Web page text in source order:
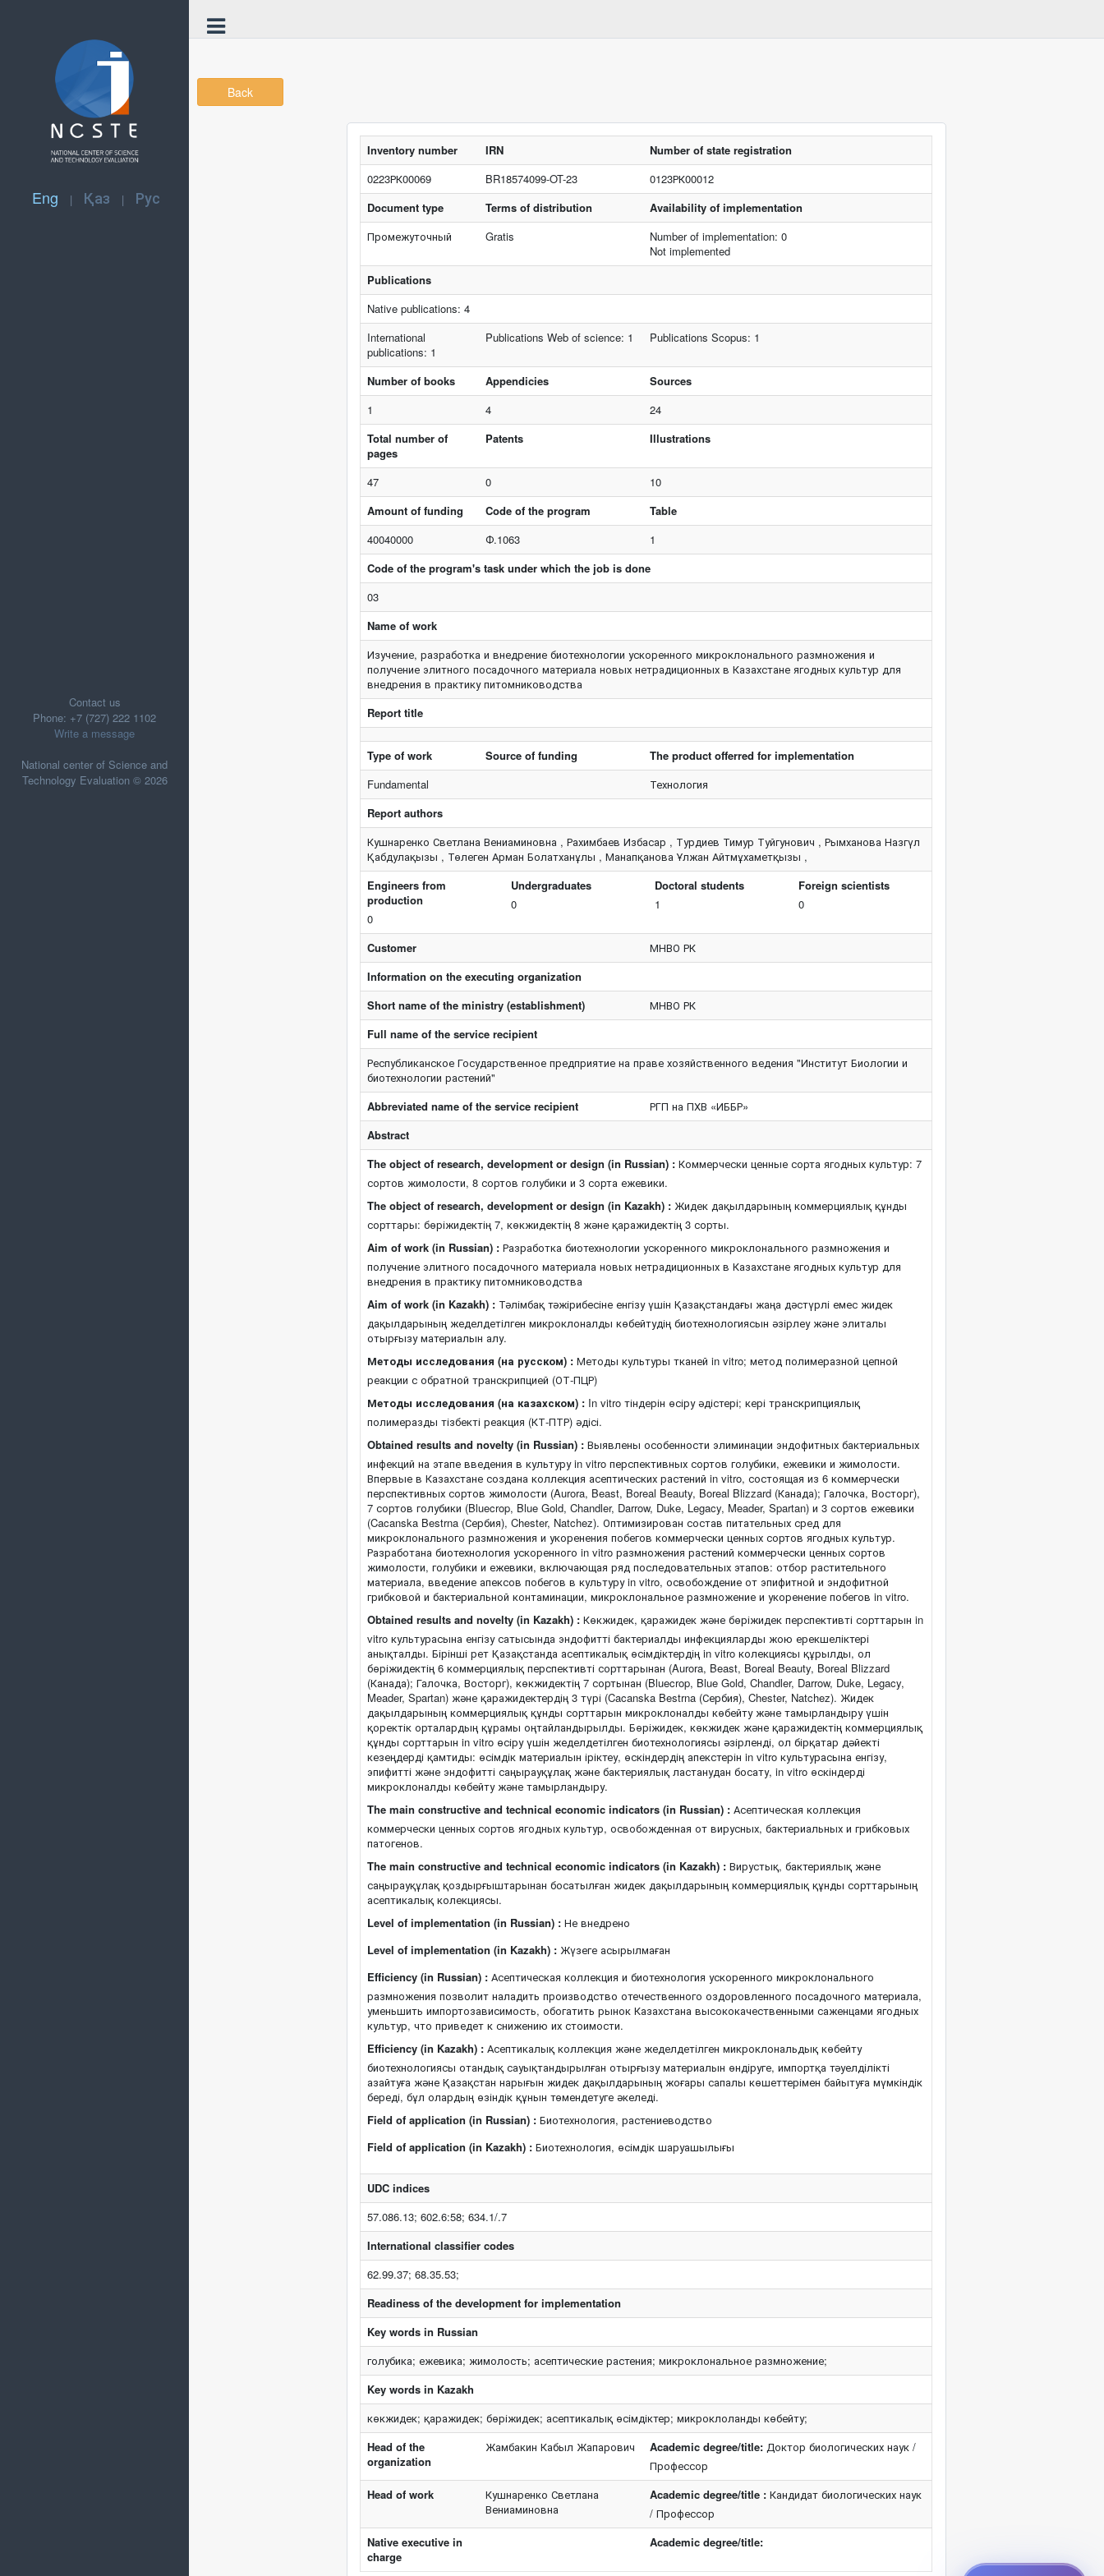
Eng | Қаз | Рус
Contact us
Phone: +7 (727) 222 1102
Write a message
National center of Science and
Technology Evaluation © 2026
Back
Inventory number IRN
Number of state registration
0223РК00069
BR18574099-OT-23
0123РК00012
Document type
Terms of distribution
Availability of implementation
Промежуточный
Gratis
Number of implementation: 0
Not implemented
Publications
Native publications: 4
International
publications: 1
Publications Web of science: 1 Publications Scopus: 1
Number of books Appendicies
Sources
1
4
24
Total number of
pages
Patents Illustrations
47 0
10
Amount of funding
Code of the program
Table
40040000
Ф.1063
1
Code of the program's task under which the job is done
03
Name of work
Изучение, разработка и внедрение биотехнологии ускоренного микроклонального размножения и
получение элитного посадочного материала новых нетрадиционных в Казахстане ягодных культур для
внедрения в практику питомниководства
Report title
Type of work Source of funding
The product offerred for implementation
Fundamental
Технология
Report authors
Кушнаренко Светлана Вениаминовна , Рахимбаев Избасар , Турдиев Тимур Туйгунович , Рымханова Назгүл
Қабдулақызы , Төлеген Арман Болатханұлы , Манапқанова Ұлжан Айтмұхаметқызы ,
Engineers from
production
0
Undergraduates
0
Doctoral students
1
Foreign scientists
0
Customer
МНВО РК
Information on the executing organization
Short name of the ministry (establishment)
МНВО РК
Full name of the service recipient
Республиканское Государственное предприятие на праве хозяйственного ведения "Институт Биологии и
биотехнологии растений"
Abbreviated name of the service recipient
РГП на ПХВ «ИББР»
Abstract
The object of research, development or design (in Russian) : Коммерчески ценные сорта ягодных культур: 7
сортов жимолости, 8 сортов голубики и 3 сорта ежевики.
The object of research, development or design (in Kazakh) : Жидек дақылдарының коммерциялық құнды
сорттары: бөріжидектің 7, көкжидектің 8 және қаражидектің 3 сорты.
Aim of work (in Russian) : Разработка биотехнологии ускоренного микроклонального размножения и
получение элитного посадочного материала новых нетрадиционных в Казахстане ягодных культур для
внедрения в практику питомниководства
Aim of work (in Kazakh) : Тәлімбақ тәжірибесіне енгізу үшін Қазақстандағы жаңа дәстүрлі емес жидек
дақылдарының жеделдетілген микроклоналды көбейтудің биотехнологиясын әзірлеу және элиталы
отырғызу материалын алу.
Методы исследования (на русском) : Методы культуры тканей in vitro; метод полимеразной цепной
реакции с обратной транскрипцией (ОТ-ПЦР)
Методы исследования (на казахском) : In vitro тіндерін өсіру әдістері; кері транскрипциялық
полимеразды тізбекті реакция (КТ-ПТР) әдісі.
Obtained results and novelty (in Russian) : Выявлены особенности элиминации эндофитных бактериальных
инфекций на этапе введения в культуру in vitro перспективных сортов голубики, ежевики и жимолости.
Впервые в Казахстане создана коллекция асептических растений in vitro, состоящая из 6 коммерчески
перспективных сортов жимолости (Aurora, Beast, Boreal Beauty, Boreal Blizzard (Канада); Галочка, Восторг),
7 сортов голубики (Bluecrop, Blue Gold, Chandler, Darrow, Duke, Legacy, Meader, Spartan) и 3 сортов ежевики
(Cacanska Bestrna (Сербия), Chester, Natchez). Оптимизирован состав питательных сред для
микроклонального размножения и укоренения побегов коммерчески ценных сортов ягодных культур.
Разработана биотехнология ускоренного in vitro размножения растений коммерчески ценных сортов
жимолости, голубики и ежевики, включающая ряд последовательных этапов: отбор растительного
материала, введение апексов побегов в культуру in vitro, освобождение от эпифитной и эндофитной
грибковой и бактериальной контаминации, микроклональное размножение и укоренение побегов in vitro.
Obtained results and novelty (in Kazakh) : Көкжидек, қаражидек және бөріжидек перспективті сорттарын in
vitro культурасына енгізу сатысында эндофитті бактериалды инфекцияларды жою ерекшеліктері
анықталды. Бірінші рет Қазақстанда асептикалық өсімдіктердің in vitro колекциясы құрылды, ол
бөріжидектің 6 коммерциялық перспективті сорттарынан (Aurora, Beast, Boreal Beauty, Boreal Blizzard
(Канада); Галочка, Восторг), көкжидектің 7 сортынан (Bluecrop, Blue Gold, Chandler, Darrow, Duke, Legacy,
Meader, Spartan) және қаражидектердің 3 түрі (Cacanska Bestrna (Сербия), Chester, Natchez). Жидек
дақылдарының коммерциялық құнды сорттарын микроклоналды көбейту және тамырландыру үшін
қоректік орталардың құрамы оңтайландырылды. Бөріжидек, көкжидек және қаражидектің коммерциялық
құнды сорттарын in vitro өсіру үшін жеделдетілген биотехнологиясы әзірленді, ол бірқатар дәйекті
кезеңдерді қамтиды: өсімдік материалын іріктеу, өскіндердің апекстерін in vitro культурасына енгізу,
эпифитті және эндофитті саңырауқұлақ және бактериялық ластанудан босату, in vitro өскіндерді
микроклоналды көбейту және тамырландыру.
The main constructive and technical economic indicators (in Russian) : Асептическая коллекция
коммерчески ценных сортов ягодных культур, освобожденная от вирусных, бактериальных и грибковых
патогенов.
The main constructive and technical economic indicators (in Kazakh) : Вирустық, бактериялық және
саңырауқұлақ қоздырғыштарынан босатылған жидек дақылдарының коммерциялық құнды сорттарының
асептикалық колекциясы.
Level of implementation (in Russian) : Не внедрено
Level of implementation (in Kazakh) : Жүзеге асырылмаған
Efficiency (in Russian) : Асептическая коллекция и биотехнология ускоренного микроклонального
размножения позволит наладить производство отечественного оздоровленного посадочного материала,
уменьшить импортозависимость, обогатить рынок Казахстана высококачественными саженцами ягодных
культур, что приведет к снижению их стоимости.
Efficiency (in Kazakh) : Асептикалық коллекция және жеделдетілген микроклональдық көбейту
биотехнологиясы отандық сауықтандырылған отырғызу материалын өндіруге, импортқа тәуелділікті
азайтуға және Қазақстан нарығын жидек дақылдарының жоғары сапалы көшеттерімен байытуға мүмкіндік
береді, бұл олардың өзіндік құнын төмендетуге әкеледі.
Field of application (in Russian) : Биотехнология, растениеводство
Field of application (in Kazakh) : Биотехнология, өсімдік шаруашылығы
UDC indices
57.086.13; 602.6:58; 634.1/.7
International classifier codes
62.99.37; 68.35.53;
Readiness of the development for implementation
Key words in Russian
голубика; ежевика; жимолость; асептические растения; микроклональное размножение;
Key words in Kazakh
көкжидек; қаражидек; бөріжидек; асептикалық өсімдіктер; микроклоланды көбейту;
Head of the
organization
Жамбакин Кабыл Жапарович Academic degree/title: Доктор биологических наук /
Профессор
Head of work
Кушнаренко Светлана
Вениаминовна
Academic degree/title : Кандидат биологических наук
/ Профессор
Native executive in
charge
Academic degree/title: